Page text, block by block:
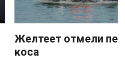
Желтеет отмели
коса